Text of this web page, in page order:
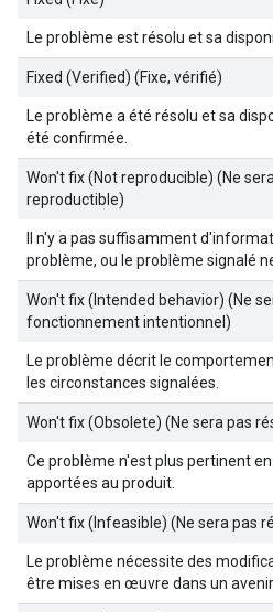
Le problème est résolu et sa
Fixed (Verified) (Fixe, vérifié)
Le problème a été résolu et sa
été confirmée.
Won't fix (Not reproducible) (Ne
reproductible)
Il n'y a pas suffisamment
problème, ou le problème signalé
Won't fix (Intended behavior) (Ne
fonctionnement intentionnel)
Le problème décrit le
les circonstances signalées.
Won't fix (Obsolete) (Ne sera pas
Ce problème n'est plus pertinent
apportées au produit.
Won't fix (Infeasible) (Ne sera pas
Le problème nécessite des
être mises en œuvre dans un avenir